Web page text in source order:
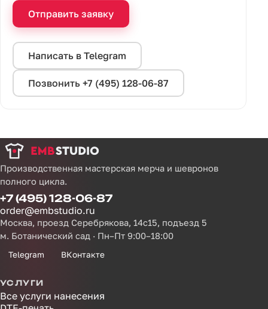
Отправить заявку
Написать в Telegram
Позвонить +7 (495) 128-06-87
Производственная мастерская мерча и шевронов
полного цикла.
+7 (495) 128-06-87
order@embstudio.ru
Москва, проезд Серебрякова, 14с15, подъезд 5
м. Ботанический сад · Пн–Пт 9:00–18:00
Telegram ВКонтакте
УСЛУГИ
Все услуги нанесения